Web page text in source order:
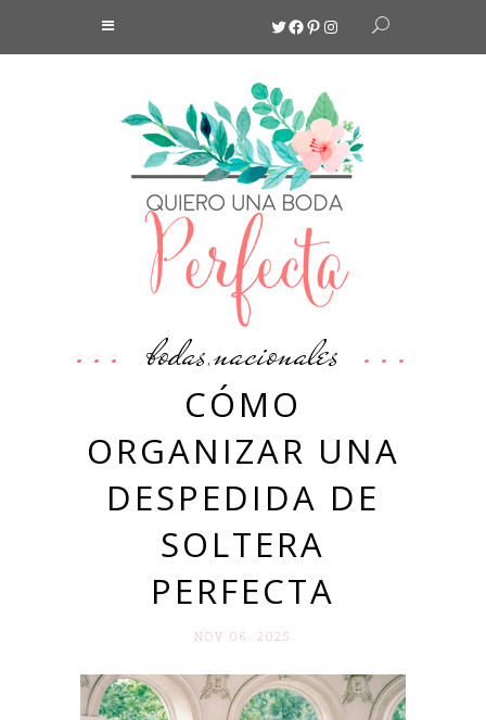
Twitter
Facebook
Pinterest
Instagram
bodas,nacionales
CÓMO
ORGANIZAR UNA
DESPEDIDA DE
SOLTERA
PERFECTA
NOV 06. 2025